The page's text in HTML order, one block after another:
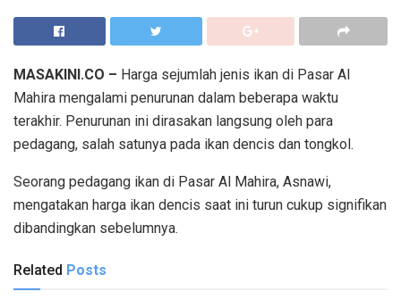
MASAKINI.CO – Harga sejumlah jenis ikan di Pasar Al
Mahira mengalami penurunan dalam beberapa waktu
terakhir. Penurunan ini dirasakan langsung oleh para
pedagang, salah satunya pada ikan dencis dan tongkol.
Seorang pedagang ikan di Pasar Al Mahira, Asnawi,
mengatakan harga ikan dencis saat ini turun cukup signifikan
dibandingkan sebelumnya.
Related Posts